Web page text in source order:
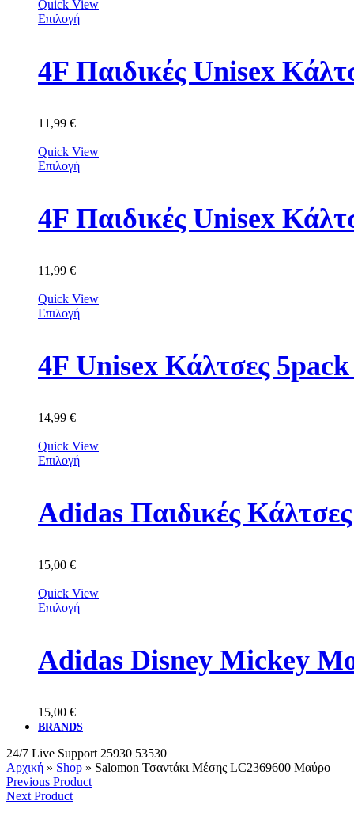
Quick View
Επιλογή
11,99 €
Quick View
Επιλογή
4F Παιδικές Unisex
11,99 €
Quick View
Επιλογή
4F Unisex Κάλτσες
14,99 €
Quick View
Επιλογή
Adidas Παιδικές
15,00 €
Quick View
Επιλογή
Adidas Disney Mickey
15,00 €
BRANDS
24/7 Live Support 25930 53530
Αρχική » Shop » Salomon Τσαντάκι Μέσης LC2369600 Μαύρο
Previous Product
Next Product